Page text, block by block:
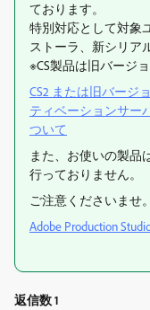
ております。
特別対応として対象
ストーラ、新シリア
※CS製品は旧バージ
CS2 または旧バージ
ティベーションサー
ついて
また、お使いの製品
行っておりません。
ご注意くださいませ。
Adobe Production
返信数 1